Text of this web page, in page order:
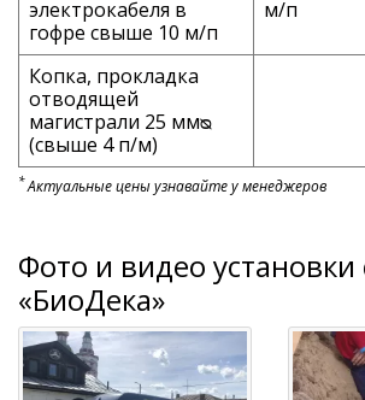
электрокабеля в
гофре свыше 10 м/п
м/п
Копка, прокладка
отводящей
магистрали 25 ммᴓ
(свыше 4 п/м)
*Актуальные цены узнавайте у менеджеров
Фото и видео установки
«БиоДека»